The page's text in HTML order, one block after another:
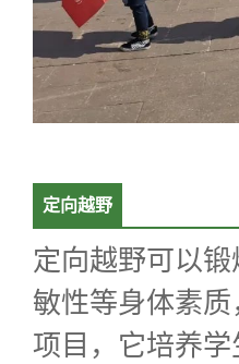
定向越野
定向越野可以
敏性等身体素
项目，它培养